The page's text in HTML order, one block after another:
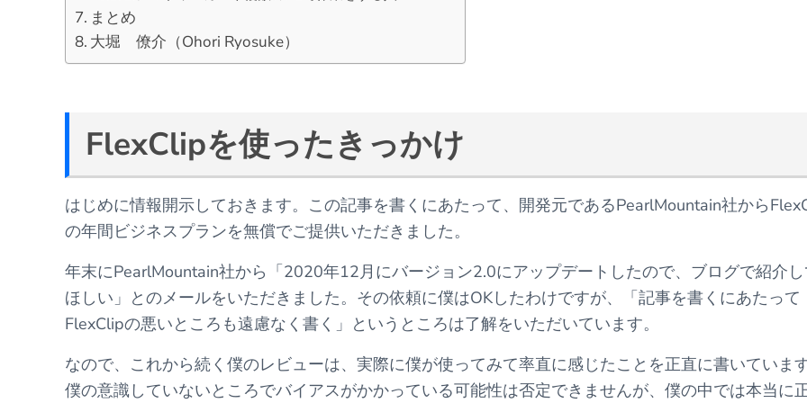
まとめ
大堀 僚介（Ohori Ryosuke）
FlexClipを使ったきっかけ
はじめに情報開示しておきます。この記事を書くにあたって、開発元であるPearlMountain社から
の年間ビジネスプランを無償でご提供いただきました。
年末にPearlMountain社から「2020年12月にバージョン2.0にアップデートしたので、ブログで紹介し
ほしい」とのメールをいただきました。その依頼に僕はOKしたわけですが、「記事を書くにあたって
FlexClipの悪いところも遠慮なく書く」というところは了解をいただいています。
なので、これから続く僕のレビューは、実際に僕が使ってみて率直に感じたことを正直に書いています
僕の意識していないところでバイアスがかかっている可能性は否定できませんが、僕の中では本当に